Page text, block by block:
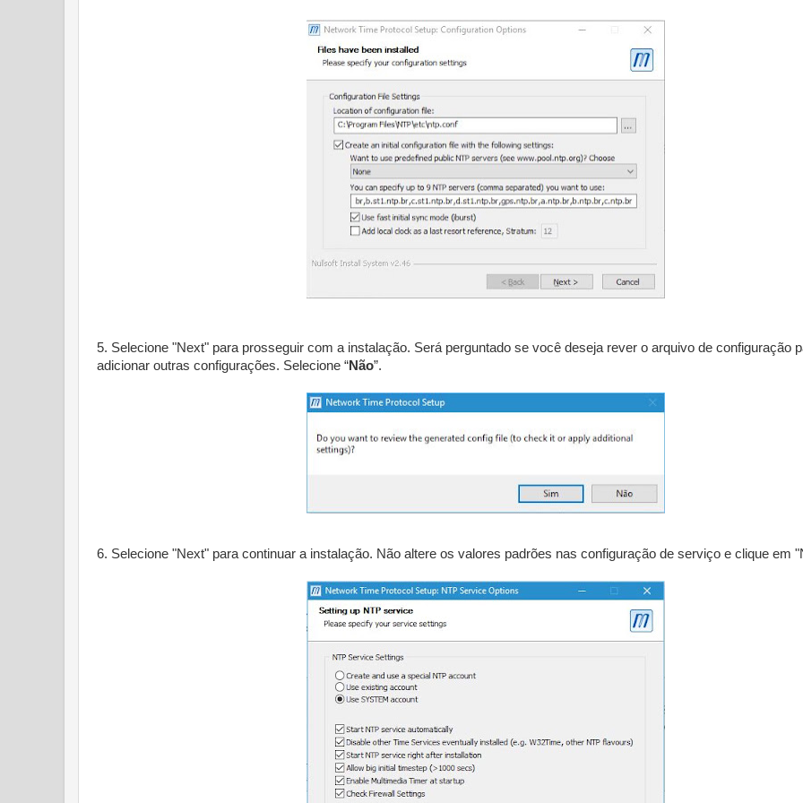
5. Selecione "Next" para prosseguir com a instalação. Será perguntado se você deseja rever o arquivo de configuração
adicionar outras configurações. Selecione “Não”.
6. Selecione "Next" para continuar a instalação. Não altere os valores padrões nas configuração de serviço e clique em